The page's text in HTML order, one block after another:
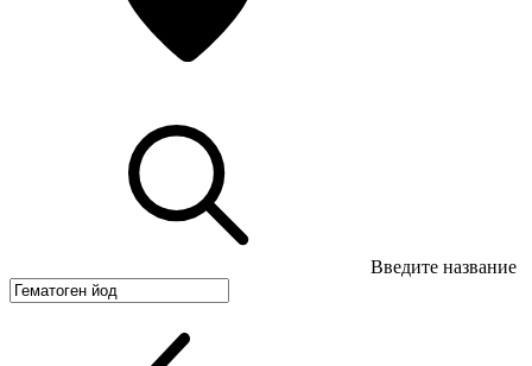
Введите название